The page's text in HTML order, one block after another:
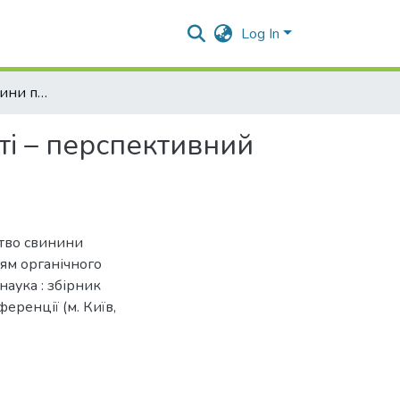
Log In
Виробництво свинини підвищеної харчової цінності – перспективний напрям органічного тваринництва
– перспективний
свинини
органічного
: збірник
(м. Київ,